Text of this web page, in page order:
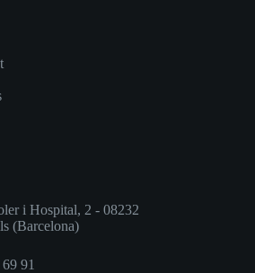
i Hospital, 2 - 08232
(Barcelona)
91